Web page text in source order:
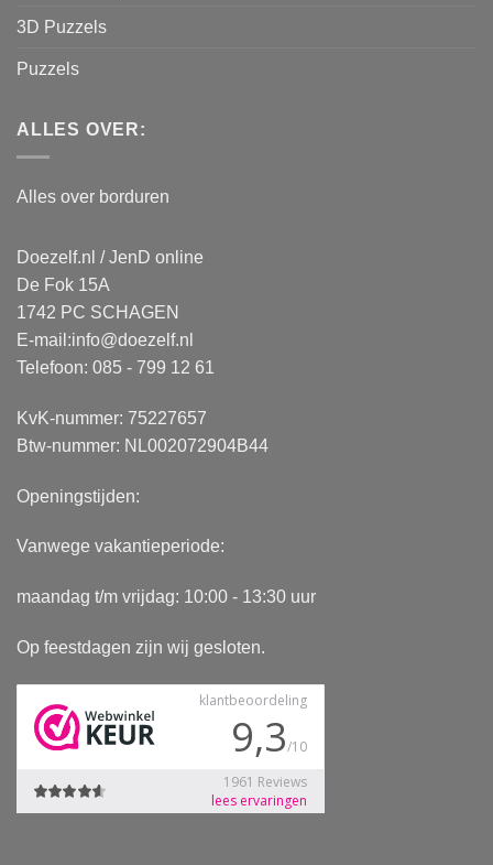
3D Puzzels
Puzzels
ALLES OVER:
Alles over borduren
Doezelf.nl / JenD online
De Fok 15A
1742 PC SCHAGEN
E-mail:info@doezelf.nl
Telefoon: 085 - 799 12 61
KvK-nummer: 75227657
Btw-nummer: NL002072904B44
Openingstijden:
Vanwege vakantieperiode:
maandag t/m vrijdag: 10:00 - 13:30 uur
Op feestdagen zijn wij gesloten.